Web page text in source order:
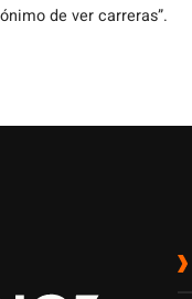
de ver carreras”.